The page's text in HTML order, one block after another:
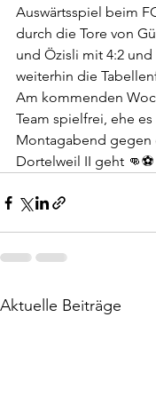
Auswärtsspiel beim
durch die Tore von
und Özisli mit 4:2
weiterhin die
Am kommenden
Team spielfrei, ehe es
Montagabend gegen
Dortelweil II geht 👊⚽️
Aktuelle Beiträge